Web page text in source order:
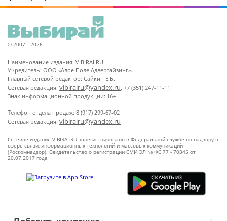
© 2007—2026
Наименование издания: VIBIRAI.RU
Учредитель: ООО «Алое Поле Адвертайзинг».
Главный сетевой редактор: Сайкин Е.Б.
Сетевая редакция: vibirairu@yandex.ru, +7 (351) 247-11-11.
Знак информационной продукции: 16+.
Телефон отдела продаж: 8 (917) 299-67-02
Сетевая редакция: vibirairu@yandex.ru
Сетевое издание VIBIRAI.RU зарегистрировано в Федеральной службе по надзору в
сфере связи, информационных технологий и массовых коммуникаций
(Роскомнадзор). Свидетельство о регистрации СМИ ЭЛ № ФС 77 - 70345 от
20.07.2017 года